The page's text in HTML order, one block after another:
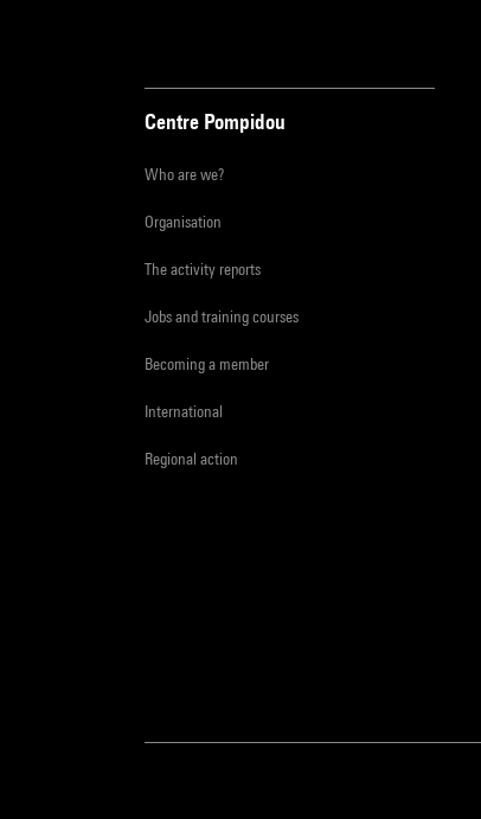
Centre Pompidou
Who are we?
Organisation
The activity reports
Jobs and training courses
Becoming a member
International
Regional action